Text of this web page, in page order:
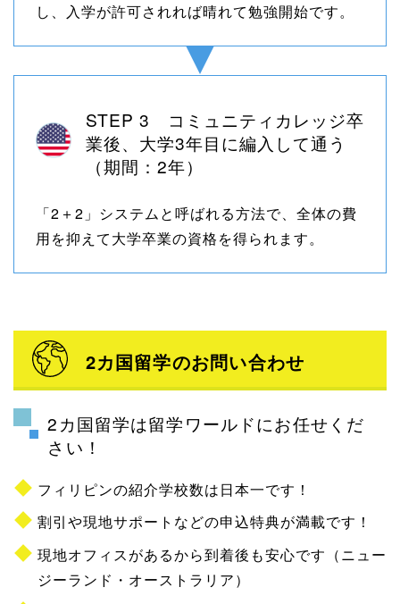
し、入学が許可されれば晴れて勉強開始です。
STEP 3 コミュニティカレッジ卒
業後、大学3年目に編入して通う
（期間：2年）
「2＋2」システムと呼ばれる方法で、全体の費
用を抑えて大学卒業の資格を得られます。
2カ国留学のお問い合わせ
2カ国留学は留学ワールドにお任せくだ
さい！
フィリピンの紹介学校数は日本一です！
割引や現地サポートなどの申込特典が満載です！
現地オフィスがあるから到着後も安心です（ニュー
ジーランド・オーストラリア）